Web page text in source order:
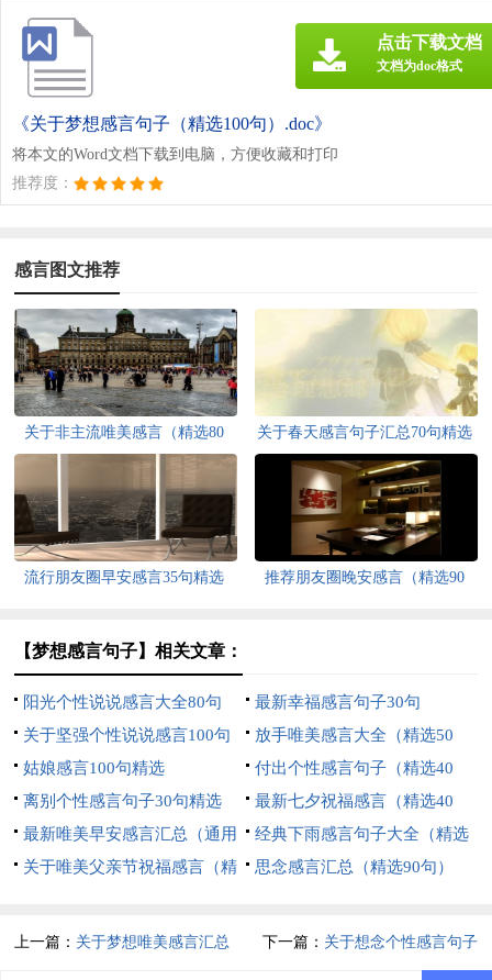
《关于梦想感言句子（精选100句）.doc》
将本文的Word文档下载到电脑，方便收藏和打印
推荐度：
点击下载文档
文档为doc格式
感言图文推荐
关于非主流唯美感言（精选80
句）
关于春天感言句子汇总70句精选
流行朋友圈早安感言35句精选
推荐朋友圈晚安感言（精选90
【梦想感言句子】相关文章：
阳光个性说说感言大全80句
最新幸福感言句子30句
关于坚强个性说说感言100句
精选
放手唯美感言大全（精选50
句）
姑娘感言100句精选
付出个性感言句子（精选40
句）
离别个性感言句子30句精选
最新七夕祝福感言（精选40
句）
最新唯美早安感言汇总（通用
150句）
经典下雨感言句子大全（精选
60句）
关于唯美父亲节祝福感言（精
思念感言汇总（精选90句）
上一篇： 关于梦想唯美感言汇总 下一篇： 关于想念个性感言句子